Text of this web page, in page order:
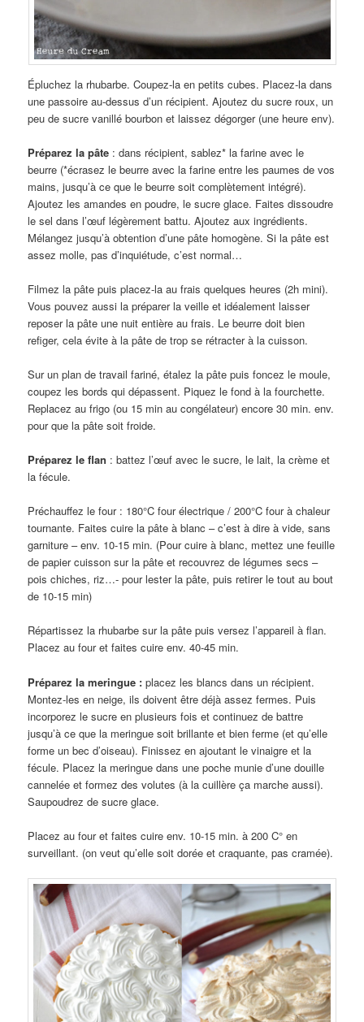
Épluchez la rhubarbe. Coupez-la en petits cubes. Placez-la dans
une passoire au-dessus d’un récipient. Ajoutez du sucre roux, un
peu de sucre vanillé bourbon et laissez dégorger (une heure env).
Préparez la pâte : dans récipient, sablez* la farine avec le
beurre (*écrasez le beurre avec la farine entre les paumes de vos
mains, jusqu’à ce que le beurre soit complètement intégré).
Ajoutez les amandes en poudre, le sucre glace. Faites dissoudre
le sel dans l’œuf légèrement battu. Ajoutez aux ingrédients.
Mélangez jusqu’à obtention d’une pâte homogène. Si la pâte est
assez molle, pas d’inquiétude, c’est normal…
Filmez la pâte puis placez-la au frais quelques heures (2h mini).
Vous pouvez aussi la préparer la veille et idéalement laisser
reposer la pâte une nuit entière au frais. Le beurre doit bien
refiger, cela évite à la pâte de trop se rétracter à la cuisson.
Sur un plan de travail fariné, étalez la pâte puis foncez le moule,
coupez les bords qui dépassent. Piquez le fond à la fourchette.
Replacez au frigo (ou 15 min au congélateur) encore 30 min. env.
pour que la pâte soit froide.
Préparez le flan : battez l’œuf avec le sucre, le lait, la crème et
la fécule.
Préchauffez le four : 180°C four électrique / 200°C four à chaleur
tournante. Faites cuire la pâte à blanc – c’est à dire à vide, sans
garniture – env. 10-15 min. (Pour cuire à blanc, mettez une feuille
de papier cuisson sur la pâte et recouvrez de légumes secs –
pois chiches, riz…- pour lester la pâte, puis retirer le tout au bout
de 10-15 min)
Répartissez la rhubarbe sur la pâte puis versez l’appareil à flan.
Placez au four et faites cuire env. 40-45 min.
Préparez la meringue : placez les blancs dans un récipient.
Montez-les en neige, ils doivent être déjà assez fermes. Puis
incorporez le sucre en plusieurs fois et continuez de battre
jusqu’à ce que la meringue soit brillante et bien ferme (et qu’elle
forme un bec d’oiseau). Finissez en ajoutant le vinaigre et la
fécule. Placez la meringue dans une poche munie d’une douille
cannelée et formez des volutes (à la cuillère ça marche aussi).
Saupoudrez de sucre glace.
Placez au four et faites cuire env. 10-15 min. à 200 C° en
surveillant. (on veut qu’elle soit dorée et craquante, pas cramée).